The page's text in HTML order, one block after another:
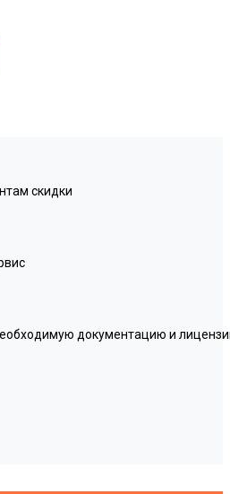
скидки
документацию и